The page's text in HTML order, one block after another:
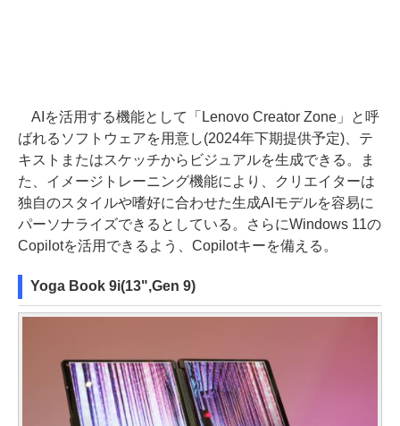
AIを活用する機能として「Lenovo Creator Zone」と呼
ばれるソフトウェアを用意し(2024年下期提供予定)、テ
キストまたはスケッチからビジュアルを生成できる。ま
た、イメージトレーニング機能により、クリエイターは
独自のスタイルや嗜好に合わせた生成AIモデルを容易に
パーソナライズできるとしている。さらにWindows 11の
Copilotを活用できるよう、Copilotキーを備える。
Yoga Book 9i(13",Gen 9)